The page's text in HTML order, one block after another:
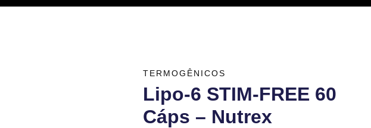
TERMOGÊNICOS
Lipo-6 STIM-FREE 60
Cáps – Nutrex